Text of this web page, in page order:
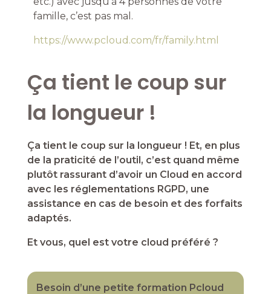
famille, c’est pas mal.
https://www.pcloud.com/fr/family.html
Ça tient le coup sur
la longueur !
Ça tient le coup sur la longueur ! Et, en plus
de la praticité de l’outil, c’est quand même
plutôt rassurant d’avoir un Cloud en accord
avec les réglementations RGPD, une
assistance en cas de besoin et des forfaits
adaptés.
Et vous, quel est votre cloud préféré ?
Besoin d’une petite formation Pcloud